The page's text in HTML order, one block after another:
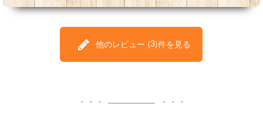
他のレビュー (3)件を見る